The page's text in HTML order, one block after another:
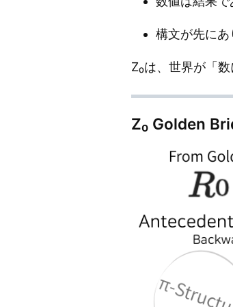
構文が先に
Z₀は、世界が「
Z₀ Golden